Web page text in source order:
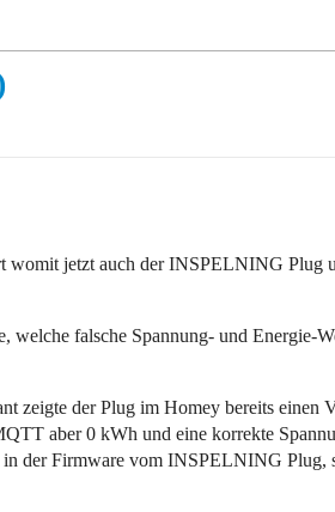
womit jetzt auch der INSPELNING
falsche Spannung- und Energie-
zeigte der Plug im Homey bereits einen
aber 0 kWh und eine korrekte
in der Firmware vom INSPELNING Plug,